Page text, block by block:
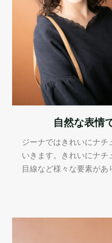
自然な表情
ジーナではきれいにナチ
いきます。きれいにナチ
目線など様々な要素が